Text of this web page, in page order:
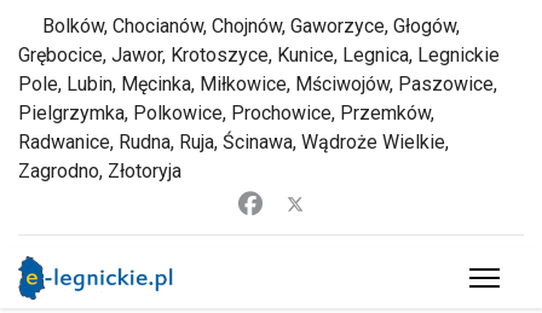
Bolków, Chocianów, Chojnów, Gaworzyce, Głogów,
Grębocice, Jawor, Krotoszyce, Kunice, Legnica, Legnickie
Pole, Lubin, Męcinka, Miłkowice, Mściwojów, Paszowice,
Pielgrzymka, Polkowice, Prochowice, Przemków,
Radwanice, Rudna, Ruja, Ścinawa, Wądroże Wielkie,
Zagrodno, Złotoryja